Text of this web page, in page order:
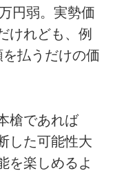
円弱。実勢価
けれども、例
払うだけの価
槍であれば
した可能性大
を楽しめるよ